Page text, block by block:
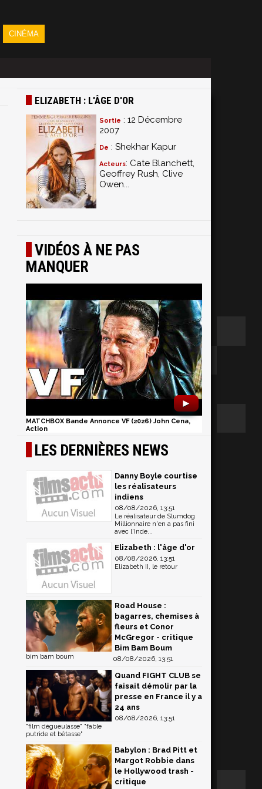
CINÉMA
ELIZABETH : L'ÂGE D'OR
Sortie : 12 Décembre
2007
De : Shekhar Kapur
Acteurs: Cate Blanchett,
Geoffrey Rush, Clive
Owen...
VIDÉOS À NE PAS
MANQUER
►
MATCHBOX Bande Annonce VF (2026) John Cena,
Action
LES DERNIÈRES NEWS
Danny Boyle courtise
les réalisateurs
indiens
08/08/2026, 13:51
Le réalisateur de Slumdog
Millionnaire n'en a pas fini
avec l'Inde...
Elizabeth : l'âge d'or
08/08/2026, 13:51
Elizabeth II, le retour
Road House :
bagarres, chemises à
fleurs et Conor
McGregor - critique
Bim Bam Boum
08/08/2026, 13:51
bim bam boum
Quand FIGHT CLUB se
faisait démolir par la
presse en France il y a
24 ans
08/08/2026, 13:51
"film dégueulasse" "fable
putride et bêtasse"
Babylon : Brad Pitt et
Margot Robbie dans
le Hollywood trash -
critique